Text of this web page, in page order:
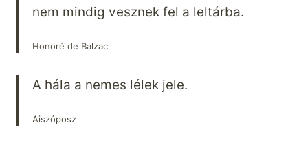
nem mindig vesznek fel a leltárba.
Honoré de Balzac
A hála a nemes lélek jele.
Aiszóposz